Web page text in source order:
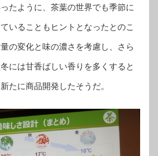
たように、茶葉の世界でも季節に
いることもヒントとなったとのこ
の変化と味の濃さを考慮し、さら
には甘香ばしい香りを多くすると
たに商品開発したそうだ。